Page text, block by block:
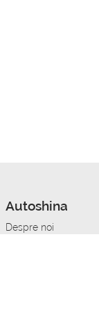
Autoshina
Despre noi